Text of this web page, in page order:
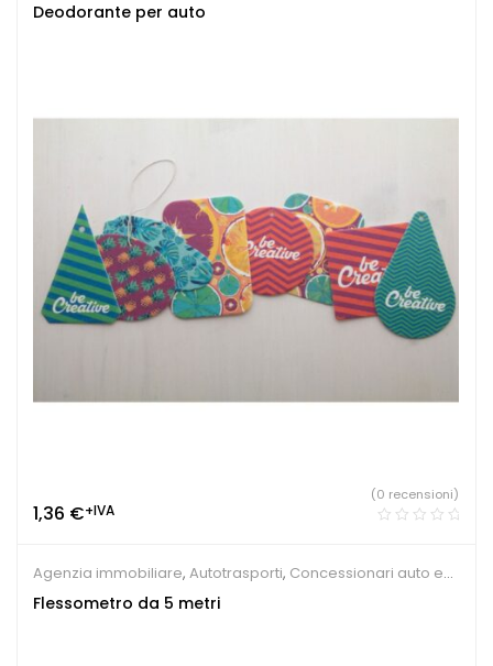
Deodorante per auto
1,36 €+IVA
(0 recensioni)
Agenzia immobiliare, Autotrasporti, Concessionari auto e
meccanici
Flessometro da 5 metri